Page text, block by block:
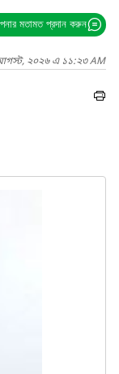
মতামত প্রদান করুন
আগস্ট, ২০২৬ এ ১১:২৩ AM